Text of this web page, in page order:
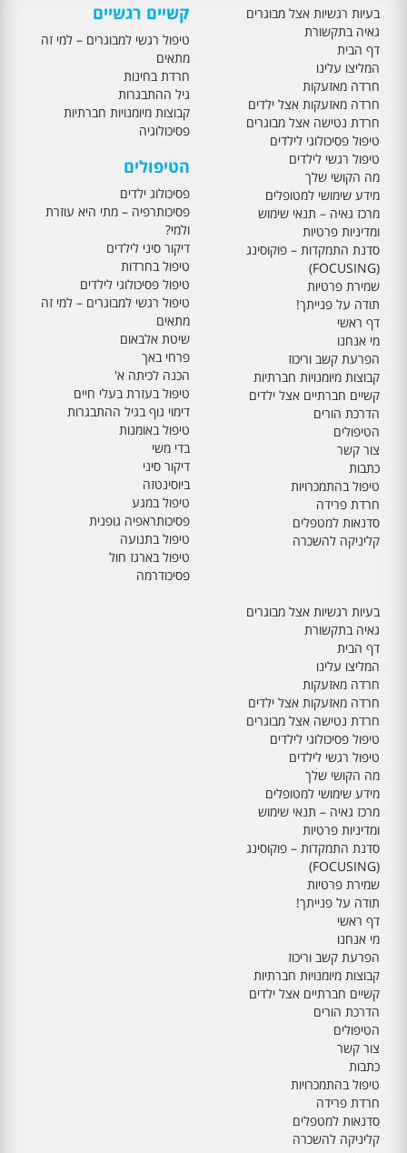
בעיות רגשיות אצל מבוגרים
גאיה בתקשורת
דף הבית
המליצו עלינו
חרדה מאזעקות
חרדה מאזעקות אצל ילדים
חרדת נטישה אצל מבוגרים
טיפול פסיכולוגי לילדים
טיפול רגשי לילדים
מה הקושי שלך
מידע שימושי למטופלים
מרכז גאיה – תנאי שימוש
ומדיניות פרטיות
סדנת התמקדות – פוקוסינג
(FOCUSING)
שמירת פרטיות
תודה על פנייתך!
דף ראשי
מי אנחנו
הפרעת קשב וריכוז
קבוצות מיומנויות חברתיות
קשיים חברתיים אצל ילדים
הדרכת הורים
הטיפולים
צור קשר
כתבות
טיפול בהתמכרויות
חרדת פרידה
סדנאות למטפלים
קליניקה להשכרה
קשיים רגשיים
טיפול רגשי למבוגרים – למי זה
מתאים
חרדת בחינות
גיל ההתבגרות
קבוצות מיומנויות חברתיות
פסיכולוגיה
הטיפולים
פסיכולוג ילדים
פסיכותרפיה – מתי היא עוזרת
ולמי?
דיקור סיני לילדים
טיפול בחרדות
טיפול פסיכולוגי לילדים
טיפול רגשי למבוגרים – למי זה
מתאים
שיטת אלבאום
פרחי באך
הכנה לכיתה א'
טיפול בעזרת בעלי חיים
דימוי גוף בגיל ההתבגרות
טיפול באומנות
בדי משי
דיקור סיני
ביוסינטזה
טיפול במגע
פסיכותראפיה גופנית
טיפול בתנועה
טיפול בארגז חול
פסיכודרמה
בעיות רגשיות אצל מבוגרים
גאיה בתקשורת
דף הבית
המליצו עלינו
חרדה מאזעקות
חרדה מאזעקות אצל ילדים
חרדת נטישה אצל מבוגרים
טיפול פסיכולוגי לילדים
טיפול רגשי לילדים
מה הקושי שלך
מידע שימושי למטופלים
מרכז גאיה – תנאי שימוש
ומדיניות פרטיות
סדנת התמקדות – פוקוסינג
(FOCUSING)
שמירת פרטיות
תודה על פנייתך!
דף ראשי
מי אנחנו
הפרעת קשב וריכוז
קבוצות מיומנויות חברתיות
קשיים חברתיים אצל ילדים
הדרכת הורים
הטיפולים
צור קשר
כתבות
טיפול בהתמכרויות
חרדת פרידה
סדנאות למטפלים
קליניקה להשכרה